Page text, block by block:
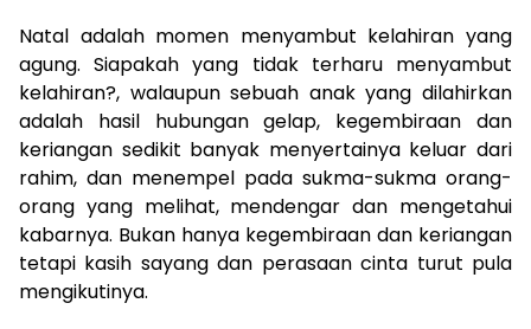
Natal adalah momen menyambut kelahiran yang
agung. Siapakah yang tidak terharu menyambut
kelahiran?, walaupun sebuah anak yang dilahirkan
adalah hasil hubungan gelap, kegembiraan dan
keriangan sedikit banyak menyertainya keluar dari
rahim, dan menempel pada sukma-sukma orang-
orang yang melihat, mendengar dan mengetahui
kabarnya. Bukan hanya kegembiraan dan keriangan
tetapi kasih sayang dan perasaan cinta turut pula
mengikutinya.